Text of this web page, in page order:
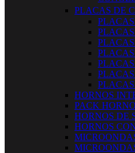
PLACAS DE
HORNOS
PACK
HORNOS DE
HORNOS